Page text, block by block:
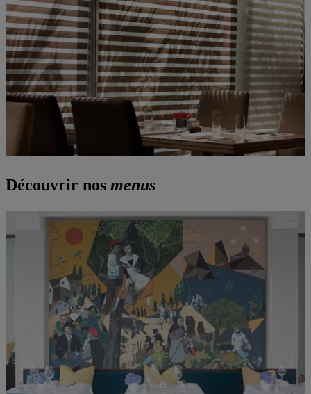
Découvrir nos menus